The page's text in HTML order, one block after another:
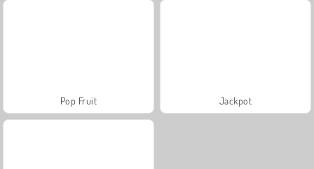
Pop Fruit Jackpot